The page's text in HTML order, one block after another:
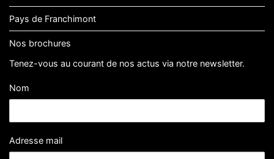
Pays de Franchimont
Nos brochures
Tenez-vous au courant de nos actus via notre newsletter.
Nom
Adresse mail